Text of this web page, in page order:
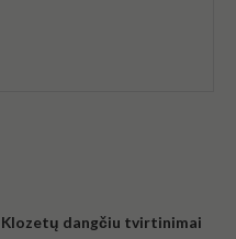
Klozetų dangčiu tvirtinimai